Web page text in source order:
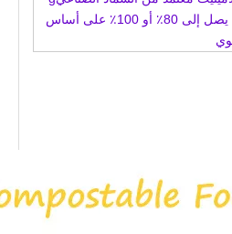
• ما يصل إلى 80٪ أو 100٪ على أساس